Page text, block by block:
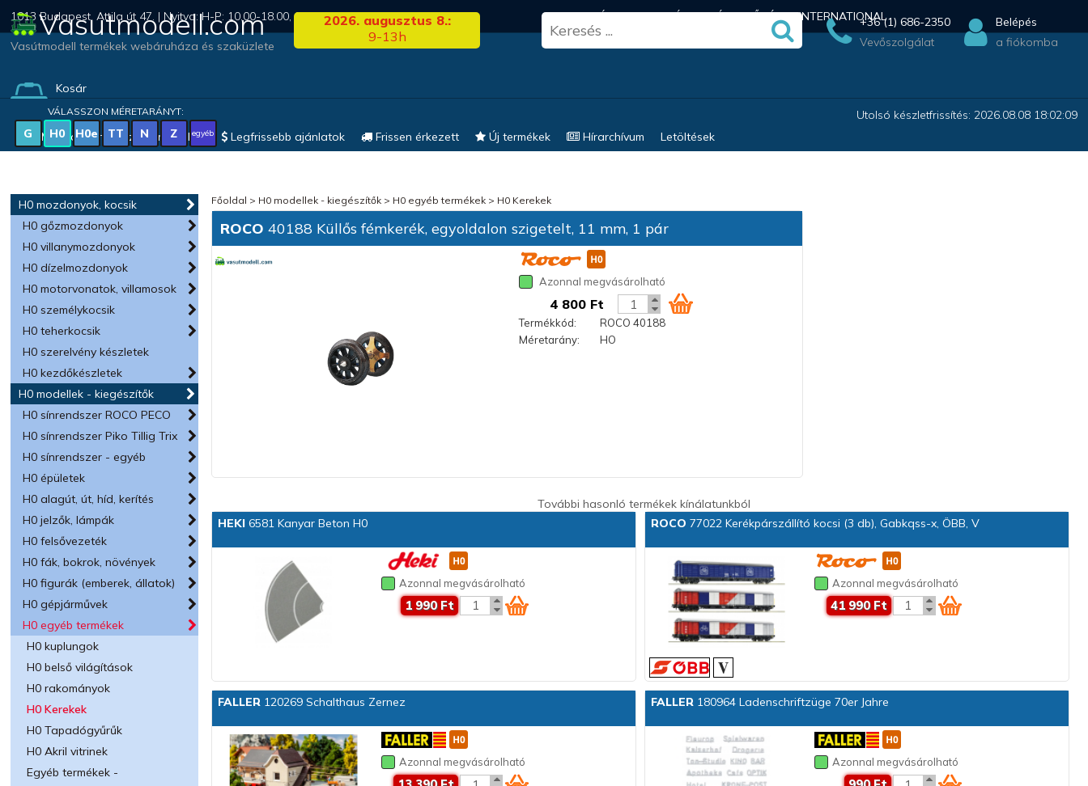
1013 Budapest, Attila út 47. | Nyitva: H-P: 10.00-18.00, Szo: 09.00-13.00 FRISS HÍREK KERESÉS ELÉRHETŐSÉG INTERNATIONAL
Vasutmodell.com
Vasútmodell termékek webáruháza és szaküzlete
2026. augusztus 8.:
9-13h
+36 (1) 686-2350
Vevőszolgálat
Belépés
a fiókomba
Kosár
(0 termék)
VÁLASSZON MÉRETARÁNYT:
G H0 H0e TT N Z egyéb
Utolsó készletfrissítés: 2026.08.08 18:02:09
Magyar vonatkozású modellek
Legfrissebb ajánlatok Frissen érkezett Új termékek Hírarchívum Letöltések
H0 mozdonyok, kocsik
H0 gőzmozdonyok
H0 villanymozdonyok
H0 dízelmozdonyok
H0 motorvonatok, villamosok
H0 személykocsik
H0 teherkocsik
H0 szerelvény készletek
H0 kezdőkészletek
H0 modellek - kiegészítők
H0 sínrendszer ROCO PECO
H0 sínrendszer Piko Tillig Trix
H0 sínrendszer - egyéb
H0 épületek
H0 alagút, út, híd, kerítés
H0 jelzők, lámpák
H0 felsővezeték
H0 fák, bokrok, növények
H0 figurák (emberek, állatok)
H0 gépjárművek
H0 egyéb termékek
H0 kuplungok
H0 belső világítások
H0 rakományok
H0 Kerekek
H0 Tapadógyűrűk
H0 Akril vitrinek
Egyéb termékek -
Főoldal > H0 modellek - kiegészítők > H0 egyéb termékek > H0 Kerekek
ROCO 40188 Küllős fémkerék, egyoldalon szigetelt, 11 mm, 1 pár
Azonnal megvásárolható
4 800 Ft
Termékkód:
ROCO 40188
Méretarány:
HO
További hasonló termékek kínálatunkból
HEKI 6581 Kanyar Beton H0
Azonnal megvásárolható
1 990 Ft
ROCO 77022 Kerékpárszállító kocsi (3 db), Gabkqss-x, ÖBB, V
Azonnal megvásárolható
41 990 Ft
FALLER 120269 Schalthaus Zernez
Azonnal megvásárolható
FALLER180964 Ladenschriftzüge 70er Jahre
Azonnal megvásárolható